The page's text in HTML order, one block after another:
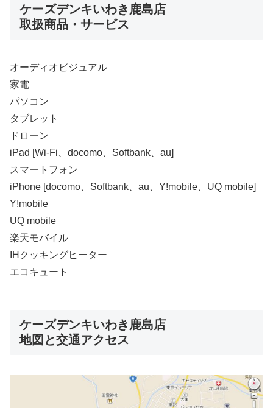
ケーズデンキいわき鹿島店
取扱商品・サービス
オーディオビジュアル
家電
パソコン
タブレット
ドローン
iPad [Wi-Fi、docomo、Softbank、au]
スマートフォン
iPhone [docomo、Softbank、au、Y!mobile、UQ mobile]
Y!mobile
UQ mobile
楽天モバイル
IHクッキングヒーター
エコキュート
ケーズデンキいわき鹿島店
地図と交通アクセス